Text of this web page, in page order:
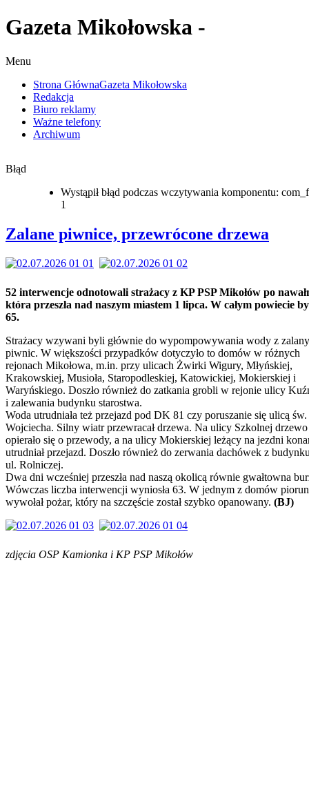
Gazeta Mikołowska -
Menu
Strona GłównaGazeta Mikołowska
Redakcja
Biuro reklamy
Ważne telefony
Archiwum
Błąd
Wystąpił błąd podczas wczytywania komponentu:
1
Zalane piwnice, przewrócone drzewa
52 interwencje odnotowali strażacy z KP PSP Mikołów po
która przeszła nad naszym miastem 1 lipca. W całym powiecie
65.
Strażacy wzywani byli głównie do wypompowywania wody z
piwnic. W większości przypadków dotyczyło to domów w różnych
rejonach Mikołowa, m.in. przy ulicach Żwirki Wigury, Młyńskiej,
Krakowskiej, Musioła, Staropodleskiej, Katowickiej, Mokierskiej i
Waryńskiego. Doszło również do zatkania grobli w rejonie ulicy
i zalewania budynku starostwa.
Woda utrudniała też przejazd pod DK 81 czy poruszanie się ulicą św.
Wojciecha. Silny wiatr przewracał drzewa. Na ulicy Szkolnej drzewo
opierało się o przewody, a na ulicy Mokierskiej leżący na jezdni
utrudniał przejazd. Doszło również do zerwania dachówek z
ul. Rolniczej.
Dwa dni wcześniej przeszła nad naszą okolicą równie gwałtowna
Wówczas liczba interwencji wyniosła 63. W jednym z domów piorun
wywołał pożar, który na szczęście został szybko opanowany. (BJ)
zdjęcia OSP Kamionka i KP PSP Mikołów